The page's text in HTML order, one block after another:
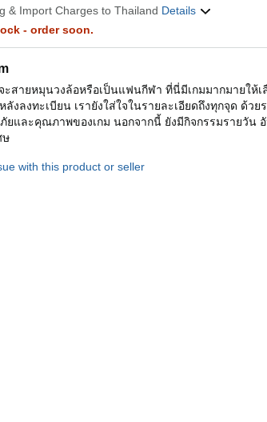
& Import Charges to Thailand Details
- order soon.
สายหมุนวงล้อหรือเป็นแฟนกีฬา ที่นี่มีเกมมากมายให้เ
งลงทะเบียน เรายังใส่ใจในรายละเอียดถึงทุกจุด ด้ว
ยและคุณภาพของเกม นอกจากนี้ ยังมีกิจกรรมรายวัน
ษ
with this product or seller